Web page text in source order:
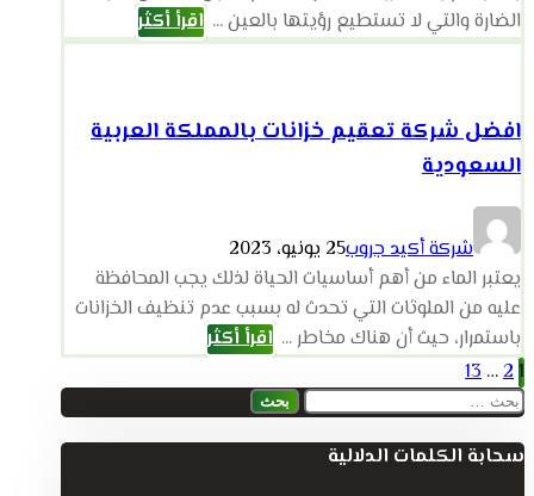
الضارة والتي لا تستطيع رؤيتها بالعين ... اقرأ أكثر
افضل شركة تعقيم خزانات بالمملكة العربية
السعودية
شركة أكيد جروب25 يونيو، 2023
يعتبر الماء من أهم أساسيات الحياة لذلك يجب المحافظة
عليه من الملوثات التي تحدث له بسبب عدم تنظيف الخزانات
باستمرار، حيث أن هناك مخاطر ... اقرأ أكثر
تعدد
صفحات
المقالات
1
2
…
13
البحث
سحابة الكلمات الدلالية